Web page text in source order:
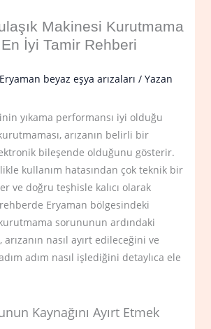
Makinesi Kurutmama
İyi Tamir Rehberi
Eryaman beyaz eşya arızaları / Yazan
yıkama performansı iyi olduğu
arızanın belirli bir
bileşende olduğunu gösterir.
kullanım hatasından çok teknik bir
ve doğru teşhisle kalıcı olarak
Eryaman bölgesindeki
sorununun ardındaki
nasıl ayırt edileceğini ve
adım nasıl işlediğini detaylıca ele
Kaynağını Ayırt Etmek